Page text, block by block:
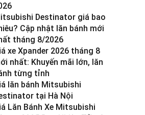
Destinator giá bao
Cập nhật lăn bánh mới
tháng 8/2026
xe Xpander 2026 tháng 8
nhất: Khuyến mãi lớn, lăn
từng tỉnh
lăn bánh Mitsubishi
tại Hà Nội
Lăn Bánh Xe Mitsubishi